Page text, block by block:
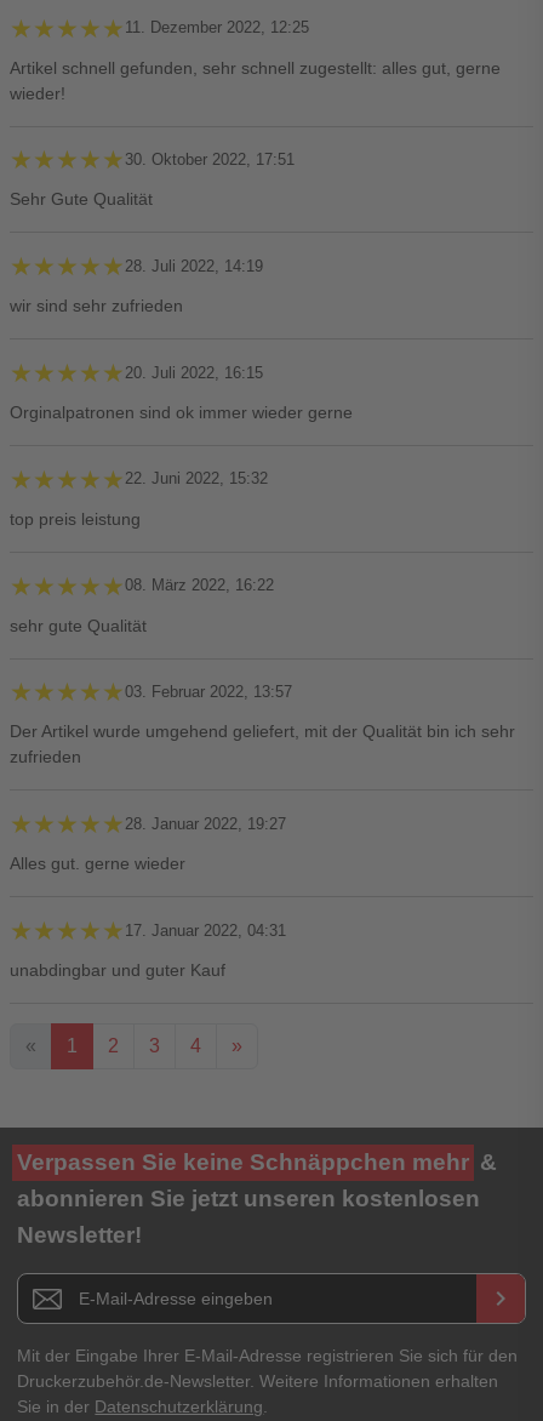
★★★★★
★★★★★ 11. Dezember 2022, 12:25
Artikel schnell gefunden, sehr schnell zugestellt: alles gut, gerne
wieder!
★★★★★
★★★★★ 30. Oktober 2022, 17:51
Sehr Gute Qualität
★★★★★
★★★★★ 28. Juli 2022, 14:19
wir sind sehr zufrieden
★★★★★
★★★★★ 20. Juli 2022, 16:15
Orginalpatronen sind ok immer wieder gerne
★★★★★
★★★★★ 22. Juni 2022, 15:32
top preis leistung
★★★★★
★★★★★08. März 2022, 16:22
sehr gute Qualität
★★★★★
★★★★★03. Februar 2022, 13:57
Der Artikel wurde umgehend geliefert, mit der Qualität bin ich sehr
zufrieden
★★★★★
★★★★★ 28. Januar 2022, 19:27
Alles gut. gerne wieder
★★★★★
★★★★★ 17. Januar 2022, 04:31
unabdingbar und guter Kauf
« 1 2 3 4 »
Ihre Bewertung**
★★★★★
Titel**
E-Mail-Adresse
Ihr Passwort
Verpassen Sie keine Schnäppchen mehr &
abonnieren Sie jetzt unseren kostenlosen
Newsletter!
Newsletter E-Mail Adresse keyboard_arrow_right
Mit der Eingabe Ihrer E-Mail-Adresse registrieren Sie sich für den
Druckerzubehör.de-Newsletter. Weitere Informationen erhalten
Sie in der Datenschutzerklärung.